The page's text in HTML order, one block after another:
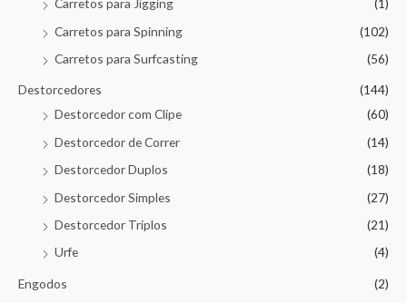
Carretos para Jigging
(1)
Carretos para Spinning
(102)
Carretos para Surfcasting
(56)
Destorcedores
(144)
Destorcedor com Clipe
(60)
Destorcedor de Correr
(14)
Destorcedor Duplos
(18)
Destorcedor Simples
(27)
Destorcedor Triplos
(21)
Urfe
(4)
Engodos (2)